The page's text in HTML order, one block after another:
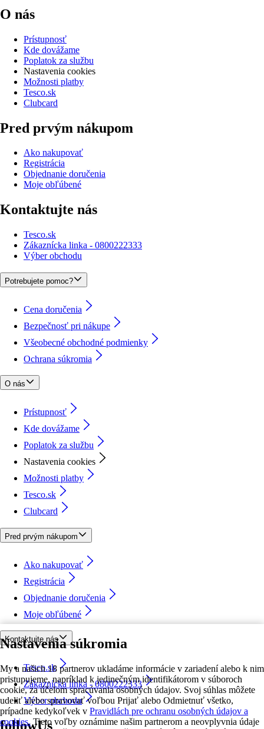
Nastavenia súkromia
My a našich 18 partnerov ukladáme informácie v zariadení alebo k nim
pristupujeme, napríklad k jedinečným identifikátorom v súboroch
cookie, za účelom spracúvania osobných údajov. Svoj súhlas môžete
udeliť alebo spravovať voľbou Prijať alebo Odmietnuť všetko,
prípadne kedykoľvek v Pravidlách pre ochranu osobných údajov a
cookies. Tieto voľby oznámime našim partnerom a neovplyvnia údaje
O nás
Prístupnosť
Kde dovážame
Poplatok za službu
Nastavenia cookies
Možnosti platby
Tesco.sk
Clubcard
Pred prvým nákupom
Ako nakupovať
Registrácia
Objednanie doručenia
Moje obľúbené
Kontaktujte nás
Tesco.sk
Zákaznícka linka - 0800222333
Výber obchodu
Potrebujete pomoc?
Cena doručenia
Bezpečnosť pri nákupe
Všeobecné obchodné podmienky
Ochrana súkromia
O nás
Prístupnosť
Kde dovážame
Poplatok za službu
Nastavenia cookies
Možnosti platby
Tesco.sk
Clubcard
Pred prvým nákupom
Ako nakupovať
Registrácia
Objednanie doručenia
Moje obľúbené
Kontaktujte nás
Tesco.sk
Zákaznícka linka - 0800222333
Výber obchodu
followUs